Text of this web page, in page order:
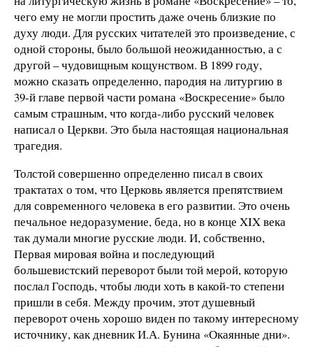
чего ему не могли простить даже очень близкие по
духу люди. Для русских читателей это произведение, с
одной стороны, было большой неожиданностью, а с
другой – чудовищным кощунством. В 1899 году,
можно сказать определенно, пародия на литургию в
39-й главе первой части романа «Воскресение» было
самым страшным, что когда-либо русский человек
написал о Церкви. Это была настоящая национальная
трагедия.
Толстой совершенно определенно писал в своих
трактатах о том, что Церковь является препятствием
для современного человека в его развитии. Это очень
печальное недоразумение, беда, но в конце XIX века
так думали многие русские люди. И, собственно,
Первая мировая война и последующий
большевистский переворот были той мерой, которую
послал Господь, чтобы люди хоть в какой-то степени
пришли в себя. Между прочим, этот душевный
переворот очень хорошо виден по такому интересному
источнику, как дневник И.А. Бунина «Окаянные дни».